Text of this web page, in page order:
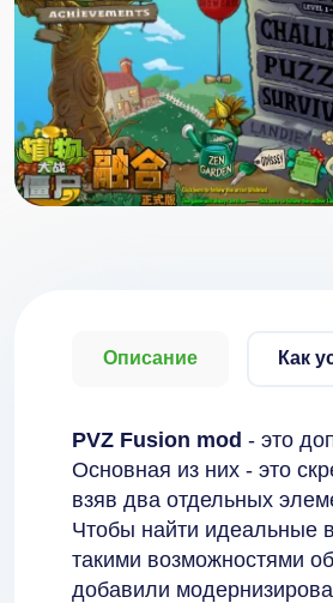
Описание Как
PVZ Fusion mod - это
Основная из них - это
взяв два отдельных
Чтобы найти идеальные
такими возможностями
добавили